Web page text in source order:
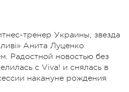
тренер Украины, звезда
Анита Луценко
Радостной новостью без
с Viva! и снялась в
накануне рождения